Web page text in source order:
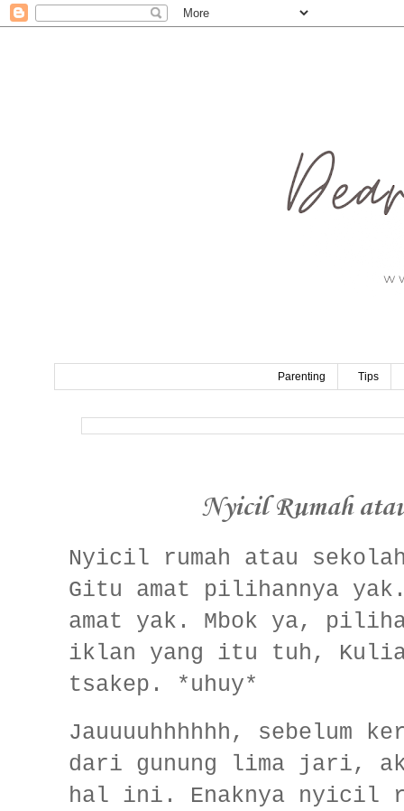
Parenting Tips
Nyicil Rumah
Nyicil rumah atau
Gitu amat pilihannya
amat yak. Mbok ya,
iklan yang itu tuh,
tsakep. *uhuy*
Jauuuuhhhhhh, sebelum
dari gunung lima jari,
hal ini. Enaknya nyicil